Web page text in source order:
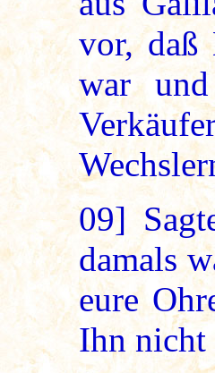
vor, daß
war
09]
damals
eure
Ihn nicht